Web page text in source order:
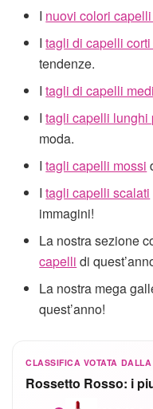
I nuovi colori
Itagli di capelli
tendenze.
Itagli di capelli
Itagli capelli lunghi
moda.
Itagli capelli mossi
Itagli capelli scalati
immagini!
La nostra sezione
capelli di
La nostra mega
quest’anno!
CLASSIFICA VOTATA
Rossetto Rosso: i